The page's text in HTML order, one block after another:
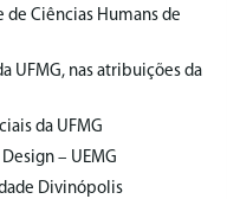
Ciências Humans de
UFMG, nas atribuições da
da UFMG
– UEMG
Divinópolis